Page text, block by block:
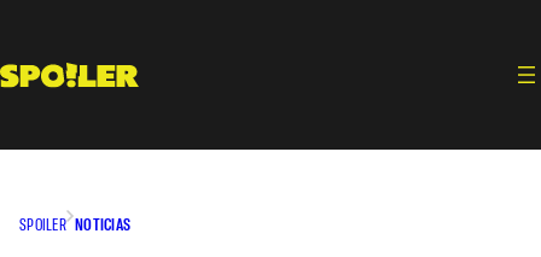
contenido
SPOILER NOTICIAS